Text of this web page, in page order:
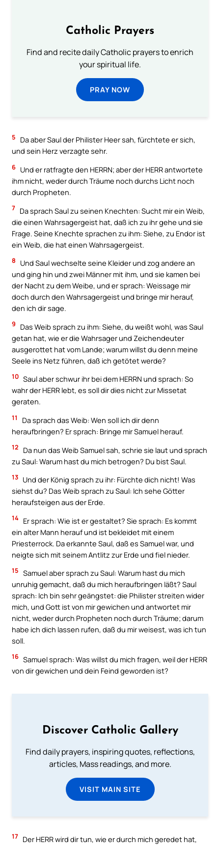
Catholic Prayers
Find and recite daily Catholic prayers to enrich
your spiritual life.
PRAY NOW
5
Da aber Saul der Philister Heer sah, fürchtete er sich,
und sein Herz verzagte sehr.
6 Und er ratfragte den HERRN; aber der HERR antwortete
ihm nicht, weder durch Träume noch durchs Licht noch
durch Propheten.
7 Da sprach Saul zu seinen Knechten: Sucht mir ein Weib,
die einen Wahrsagergeist hat, daß ich zu ihr gehe und sie
Frage. Seine Knechte sprachen zu ihm: Siehe, zu Endor ist
ein Weib, die hat einen Wahrsagergeist.
8
Und Saul wechselte seine Kleider und zog andere an
und ging hin und zwei Männer mit ihm, und sie kamen bei
der Nacht zu dem Weibe, und er sprach: Weissage mir
doch durch den Wahrsagergeist und bringe mir herauf,
den ich dir sage.
9
Das Weib sprach zu ihm: Siehe, du weißt wohl, was Saul
getan hat, wie er die Wahrsager und Zeichendeuter
ausgerottet hat vom Lande; warum willst du denn meine
Seele ins Netz führen, daß ich getötet werde?
10 Saul aber schwur ihr bei dem HERRN und sprach: So
wahr der HERR lebt, es soll dir dies nicht zur Missetat
geraten.
11
Da sprach das Weib: Wen soll ich dir denn
heraufbringen? Er sprach: Bringe mir Samuel herauf.
12
Da nun das Weib Samuel sah, schrie sie laut und sprach
zu Saul: Warum hast du mich betrogen? Du bist Saul.
13 Und der König sprach zu ihr: Fürchte dich nicht! Was
siehst du? Das Weib sprach zu Saul: Ich sehe Götter
heraufsteigen aus der Erde.
14 Er sprach: Wie ist er gestaltet? Sie sprach: Es kommt
ein alter Mann herauf und ist bekleidet mit einem
Priesterrock. Da erkannte Saul, daß es Samuel war, und
neigte sich mit seinem Antlitz zur Erde und fiel nieder.
15 Samuel aber sprach zu Saul: Warum hast du mich
unruhig gemacht, daß du mich heraufbringen läßt? Saul
sprach: Ich bin sehr geängstet: die Philister streiten wider
mich, und Gott ist von mir gewichen und antwortet mir
nicht, weder durch Propheten noch durch Träume; darum
habe ich dich lassen rufen, daß du mir weisest, was ich tun
soll.
16 Samuel sprach: Was willst du mich fragen, weil der HERR
von dir gewichen und dein Feind geworden ist?
Discover Catholic Gallery
Find daily prayers, inspiring quotes, reflections,
articles, Mass readings, and more.
VISIT MAIN SITE
17 Der HERR wird dir tun, wie er durch mich geredet hat,